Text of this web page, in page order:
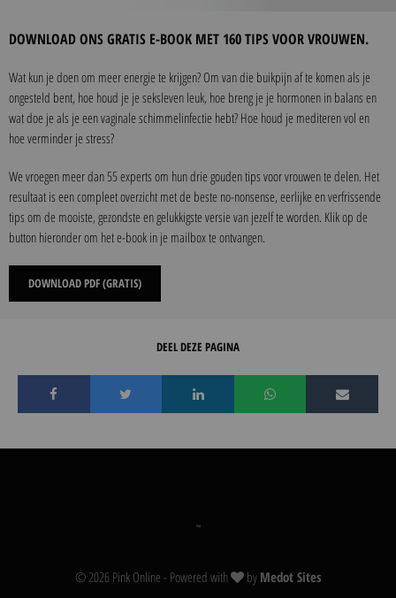
DOWNLOAD ONS GRATIS E-BOOK MET 160 TIPS VOOR VROUWEN.
Wat kun je doen om meer energie te krijgen? Om van die buikpijn af te komen als je
ongesteld bent, hoe houd je je seksleven leuk, hoe breng je je hormonen in balans en
wat doe je als je een vaginale schimmelinfectie hebt? Hoe houd je mediteren vol en
hoe verminder je stress?
We vroegen meer dan 55 experts om hun drie gouden tips voor vrouwen te delen. Het
resultaat is een compleet overzicht met de beste no-nonsense, eerlijke en verfrissende
tips om de mooiste, gezondste en gelukkigste versie van jezelf te worden. Klik op de
button hieronder om het e-book in je mailbox te ontvangen.
DOWNLOAD PDF (GRATIS)
DEEL DEZE PAGINA
© 2026 Pink Online - Powered with by Medot Sites